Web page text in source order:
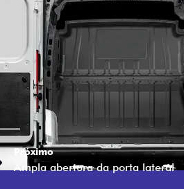
Próximo
TRANSFORMAÇÃO
Next